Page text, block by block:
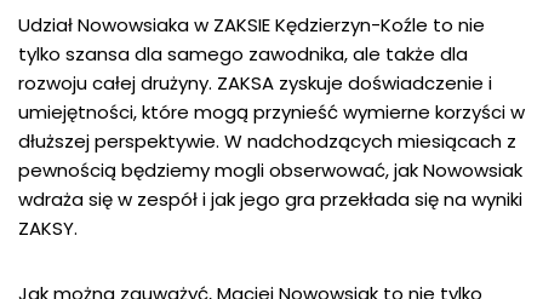
Udział Nowowsiaka w ZAKSIE Kędzierzyn-Koźle to nie
tylko szansa dla samego zawodnika, ale także dla
rozwoju całej drużyny. ZAKSA zyskuje doświadczenie i
umiejętności, które mogą przynieść wymierne korzyści w
dłuższej perspektywie. W nadchodzących miesiącach z
pewnością będziemy mogli obserwować, jak Nowowsiak
wdraża się w zespół i jak jego gra przekłada się na wyniki
ZAKSY.
Jak można zauważyć, Maciej Nowowsiak to nie tylko